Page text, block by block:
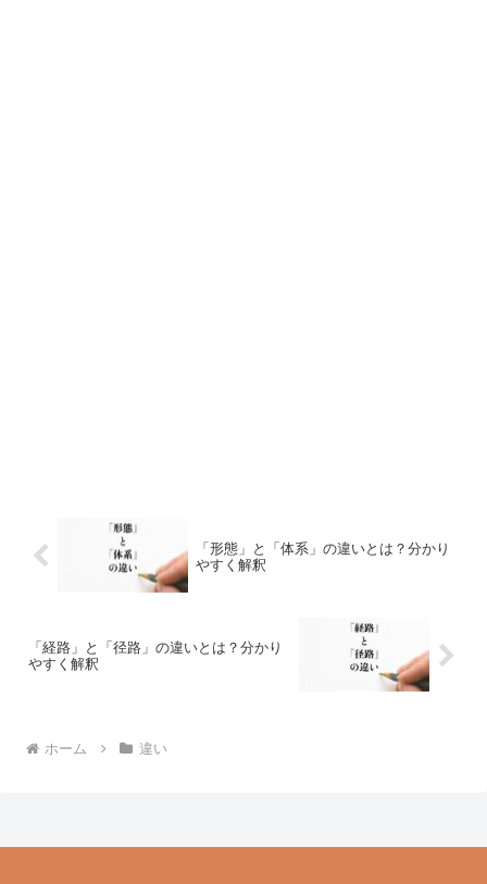
「形態」と「体系」の違いとは？分かり
やすく解釈
「経路」と「径路」の違いとは？分かり
やすく解釈
ホーム 違い